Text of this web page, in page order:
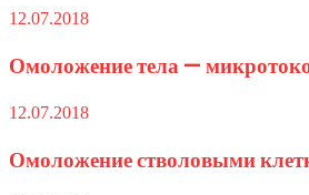
12.07.2018
Омоложение тела —
12.07.2018
Омоложение стволовыми